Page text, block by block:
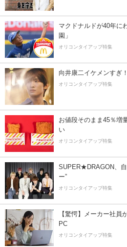
マクドナルドが40年に
園」
オリコンタイアップ特集
向井康二イケメンすぎ
オリコンタイアップ特集
お値段そのまま45％増
い
オリコンタイアップ特集
SUPER★DRAGON、
ー”
オリコンタイアップ特集
【驚愕】メーカー社員
PC
オリコンタイアップ特集